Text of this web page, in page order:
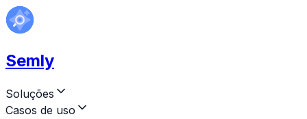
Semly
Soluções
Casos de uso